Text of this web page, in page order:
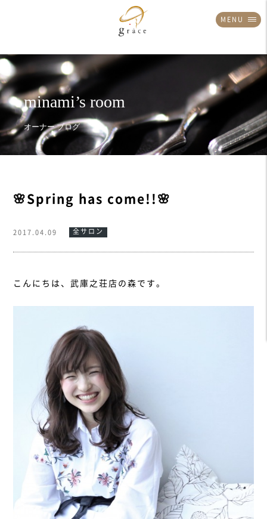
MENU
🌸Spring has come!!🌸
2017.04.09 全サロン
こんにちは、武庫之荘店の森です。